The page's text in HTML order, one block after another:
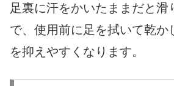
足裏に汗をかいたままだと滑
で、使用前に足を拭いて乾か
を抑えやすくなります。